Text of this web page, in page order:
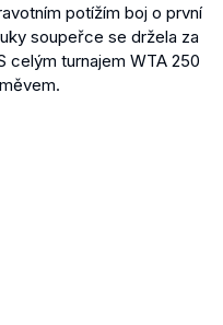
potížím boj o první
soupeřce se držela za
celým turnajem WTA 250